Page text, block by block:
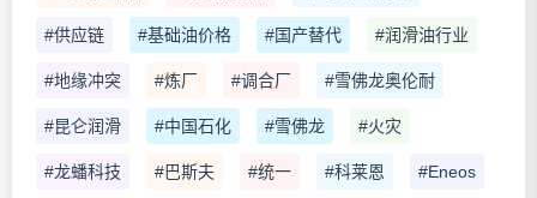
#供应链 #基础油价格 #国产替代 #润滑油行业
#地缘冲突 #炼厂 #调合厂 #雪佛龙奥伦耐
#昆仑润滑 #中国石化 #雪佛龙 #火灾
#龙蟠科技 #巴斯夫 #统一 #科莱恩 #Eneos